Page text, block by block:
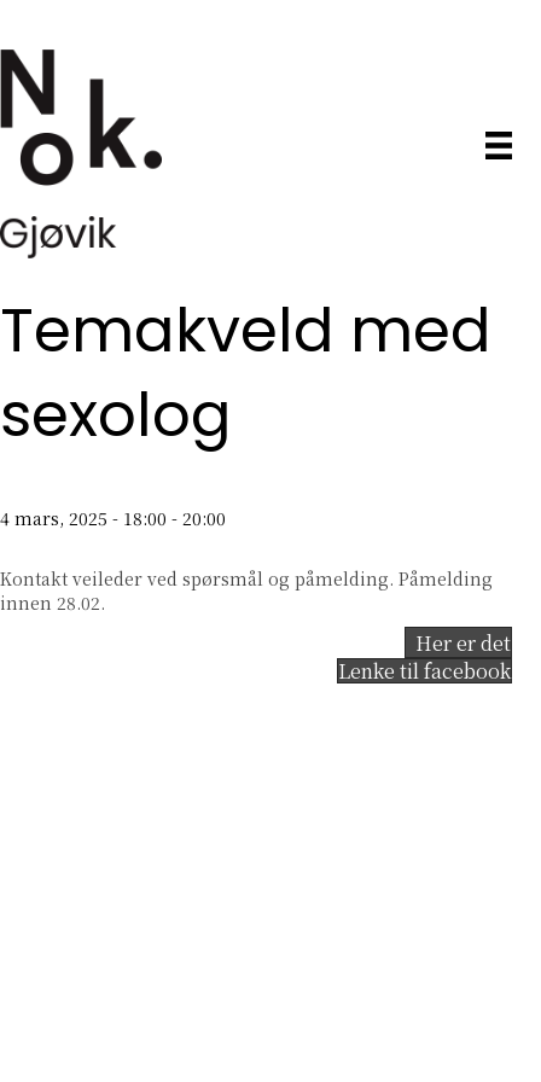
Temakveld med
sexolog
4 mars, 2025 - 18:00 - 20:00
Kontakt veileder ved spørsmål og påmelding. Påmelding
innen 28.02.
Her er det
Lenke til facebook